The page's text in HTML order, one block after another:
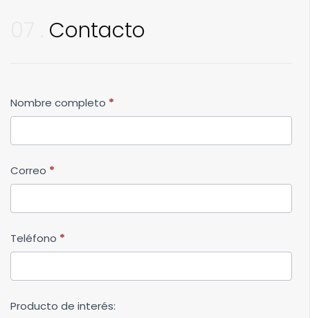
Contacto
Productos
Nombre completo *
Correo *
Teléfono *
Producto de interés: